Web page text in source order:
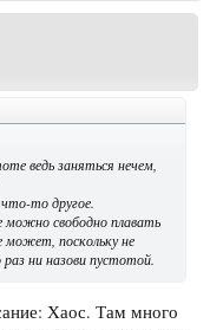
ведь заняться нечем,
то другое.
свободно плавать
поскольку не
ни назови пустотой.
Хаос. Там много